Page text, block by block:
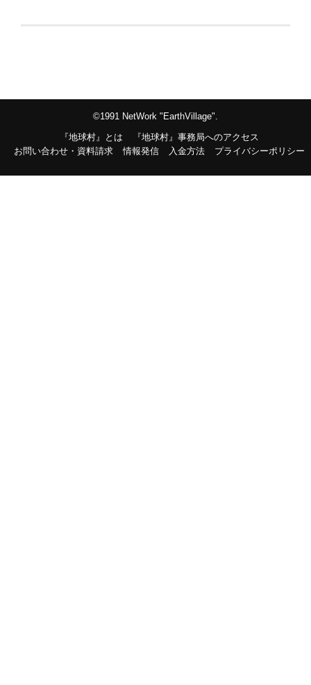
©1991 NetWork "EarthVillage".
『地球村』とは
『地球村』事務局へのアクセス
お問い合わせ・資料請求
情報発信 入金方法 プライバシーポリシー